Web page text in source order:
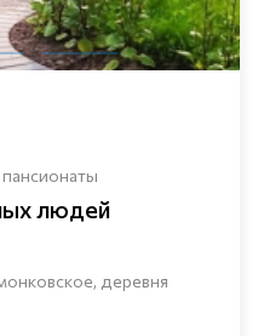
людей
деревня